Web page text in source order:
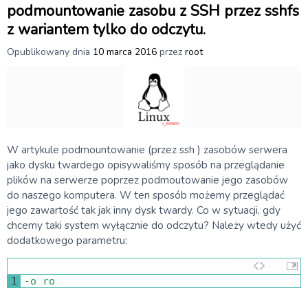
podmountowanie zasobu z SSH przez sshfs
z wariantem tylko do odczytu.
Opublikowany dnia 10 marca 2016 przez root
W artykule podmountowanie (przez ssh ) zasobów serwera
jako dysku twardego opisywaliśmy sposób na przeglądanie
plików na serwerze poprzez podmoutowanie jego zasobów
do naszego komputera. W ten sposób możemy przeglądać
jego zawartość tak jak inny dysk twardy. Co w sytuacji, gdy
chcemy taki system wyłącznie do odczytu? Należy wtedy użyć
dodatkowego parametru:
1 -o ro